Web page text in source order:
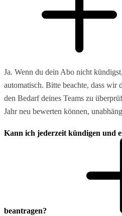
Ja. Wenn du dein Abo nicht
automatisch. Bitte beachte, dass wir
den Bedarf deines Teams zu
Jahr neu bewerten können,
Kann ich jederzeit kündigen und
beantragen?